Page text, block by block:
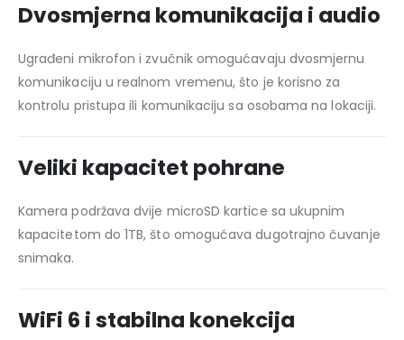
Dvosmjerna komunikacija i audio
Ugrađeni mikrofon i zvučnik omogućavaju dvosmjernu
komunikaciju u realnom vremenu, što je korisno za
kontrolu pristupa ili komunikaciju sa osobama na lokaciji.
Veliki kapacitet pohrane
Kamera podržava dvije microSD kartice sa ukupnim
kapacitetom do 1TB, što omogućava dugotrajno čuvanje
snimaka.
WiFi 6 i stabilna konekcija